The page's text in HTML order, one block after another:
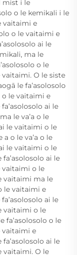
mist i le
o le kemikali i le
vaitaimi e
o le vaitaimi e
ai le
ma le
o le
O le siste
le fa’asolosolo
o le vaitaimi e
ai le
le va’a o le
le vaitaimi o le
o le va’a o le
le vaitaimi o le
ai le
vaitaimi o le
vaitaimi ma le
le vaitaimi e
ai le
vaitaimi o le
fa’asolosolo o le
vaitaimi e
ai le
vaitaimi. O le